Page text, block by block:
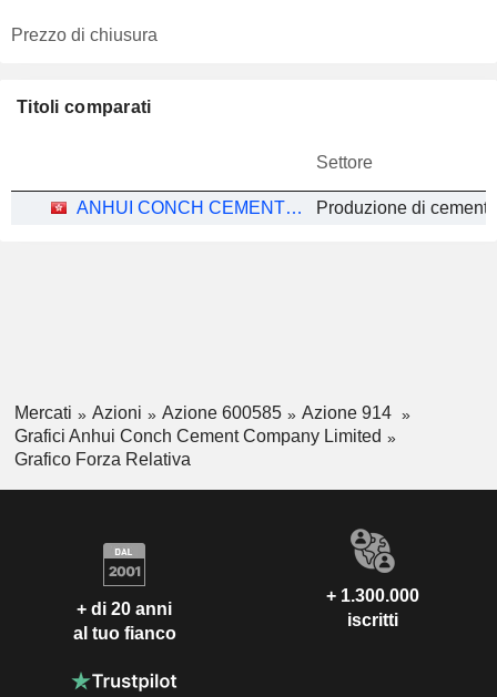
Prezzo di chiusura
Titoli comparati
Settore
ANHUI CONCH CEMENT COMPANY LIMITED
Mercati Azioni Azione 600585
Azione 914
Grafici Anhui Conch Cement Company Limited
Grafico Forza Relativa
+ di 20 anni
al tuo fianco
+ 1.300.000
iscritti